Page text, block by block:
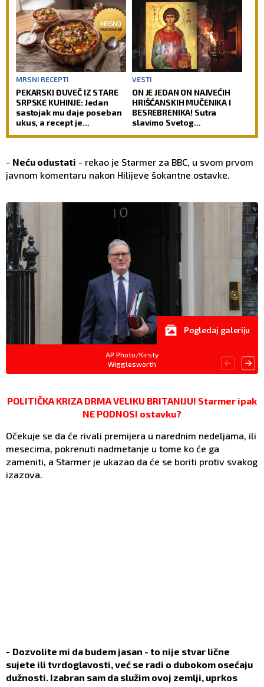
neprijatno pitanje za
Katoličku crkvu
MRSNI RECEPTI
PEKARSKI ĐUVEČ IZ STARE
SRPSKE KUHINJE: Jedan
sastojak mu daje poseban
ukus, a recept je
VESTI
ON JE JEDAN ON NAJVEĆIH
HRIŠĆANSKIH MUČENIKA I
BESREBRENIKA! Sutra
slavimo Svetog
- Neću odustati - rekao je Starmer za BBC, u svom prvom
javnom komentaru nakon Hilijeve šokantne ostavke.
AP Photo/Kirsty
Wigglesworth
Pogledaj galeriju
POLITIČKA KRIZA DRMA VELIKU BRITANIJU! Starmer ipak
NE PODNOSI ostavku?
Očekuje se da će rivali premijera u narednim nedeljama, ili
mesecima, pokrenuti nadmetanje u tome ko će ga
zameniti, a Starmer je ukazao da će se boriti protiv svakog
izazova.
- Dozvolite mi da budem jasan - to nije stvar lične
sujete ili tvrdoglavosti, već se radi o dubokom osećaju
dužnosti. Izabran sam da služim ovoj zemlji, uprkos